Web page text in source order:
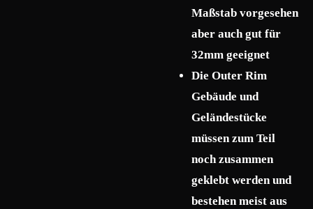
Maßstab vorgesehen
aber auch gut für
32mm geeignet
Die Outer Rim
Gebäude und
Geländestücke
müssen zum Teil
noch zusammen
geklebt werden und
bestehen meist aus